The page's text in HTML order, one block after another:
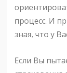
процесс. И
зная, что у
Если Вы